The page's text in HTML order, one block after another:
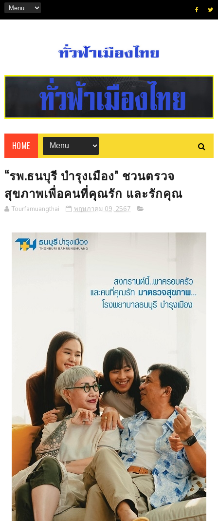
HOME
“รพ.ธนบุรี บำรุงเมือง” ชวนตรวจ
สุขภาพเพื่อคนที่คุณรัก และรักคุณ
Tourfamuangthai พฤษภาคม 09, 2567